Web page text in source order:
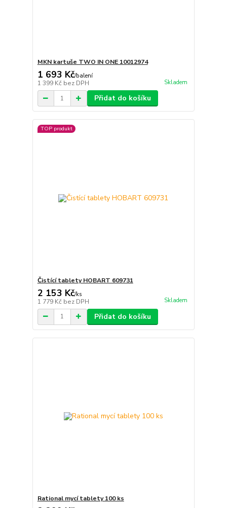
MKN kartuše TWO IN ONE 10012974
1 693 Kč/balení
1 399 Kč bez DPH Skladem
Přidat do košíku
TOP produkt
Čistící tablety HOBART 609731
2 153 Kč/ks
1 779 Kč bez DPH Skladem
Přidat do košíku
Rational mycí tablety 100 ks